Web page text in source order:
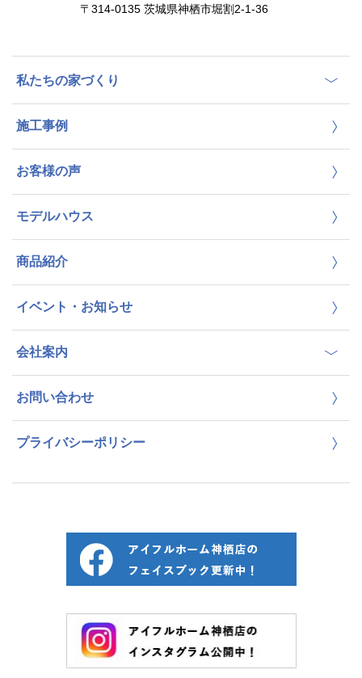
〒314-0135 茨城県神栖市堀割2-1-36
私たちの家づくり
施工事例
お客様の声
モデルハウス
商品紹介
イベント・お知らせ
会社案内
お問い合わせ
プライバシーポリシー